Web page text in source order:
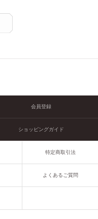
会員登録
ショッピングガイド
特定商取引法
よくあるご質問